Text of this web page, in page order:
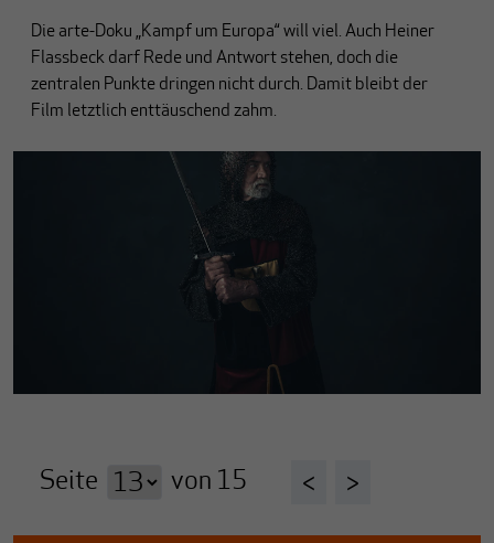
Die arte-Doku „Kampf um Europa“ will viel. Auch Heiner
Flassbeck darf Rede und Antwort stehen, doch die
zentralen Punkte dringen nicht durch. Damit bleibt der
Film letztlich enttäuschend zahm.
Seite von 15 < >